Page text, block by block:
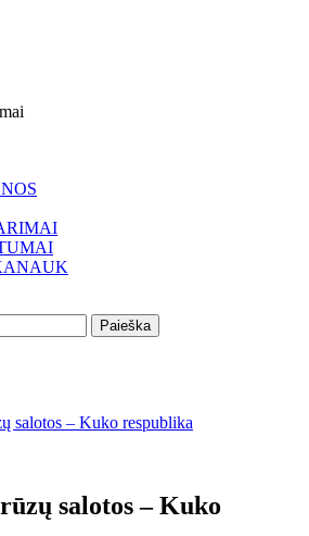
salotos – Kuko respublika
salotos – Kuko